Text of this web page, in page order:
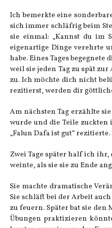
Ich bemerkte eine
sich immer schläfrig beim
sie einmal: „Kannst du im
eigenartige Dinge verehrte
habe. Eines Tages
weil sie jeden Tag zu spät
zu. Ich möchte dich nicht
rezitierst, werden dir
Am nächsten Tag erzählte
wurde und die Teile
„Falun Dafa ist gut“
Zwei Tage später half ich
weinte, als sie sie zu Ende
Sie machte dramatische
Sie schläft bei der Arbeit
zu feuern. Später bat sie
Übungen praktizieren